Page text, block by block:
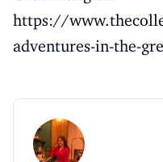
https://
adventures-in-the-